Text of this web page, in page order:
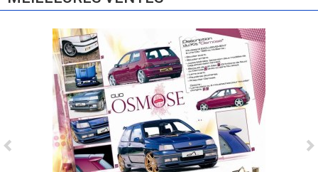
Ligne Cat-Back Active 4 Sorties avec